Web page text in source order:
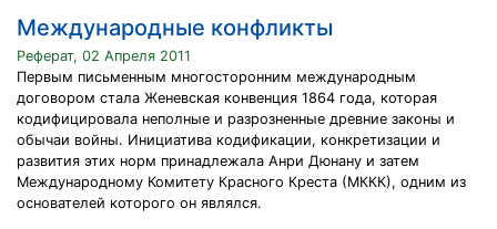
Международные конфликты
Реферат, 02 Апреля 2011
Первым письменным многосторонним международным
договором стала Женевская конвенция 1864 года, которая
кодифицировала неполные и разрозненные древние законы и
обычаи войны. Инициатива кодификации, конкретизации и
развития этих норм принадлежала Анри Дюнану и затем
Международному Комитету Красного Креста (МККК), одним из
основателей которого он являлся.